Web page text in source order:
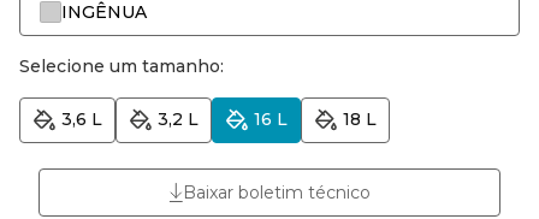
INGÊNUA
Selecione um tamanho:
3,6 L 3,2 L 16 L 18 L
Baixar boletim técnico